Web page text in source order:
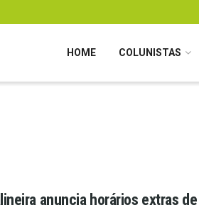
HOME COLUNISTAS
anuncia horários extras